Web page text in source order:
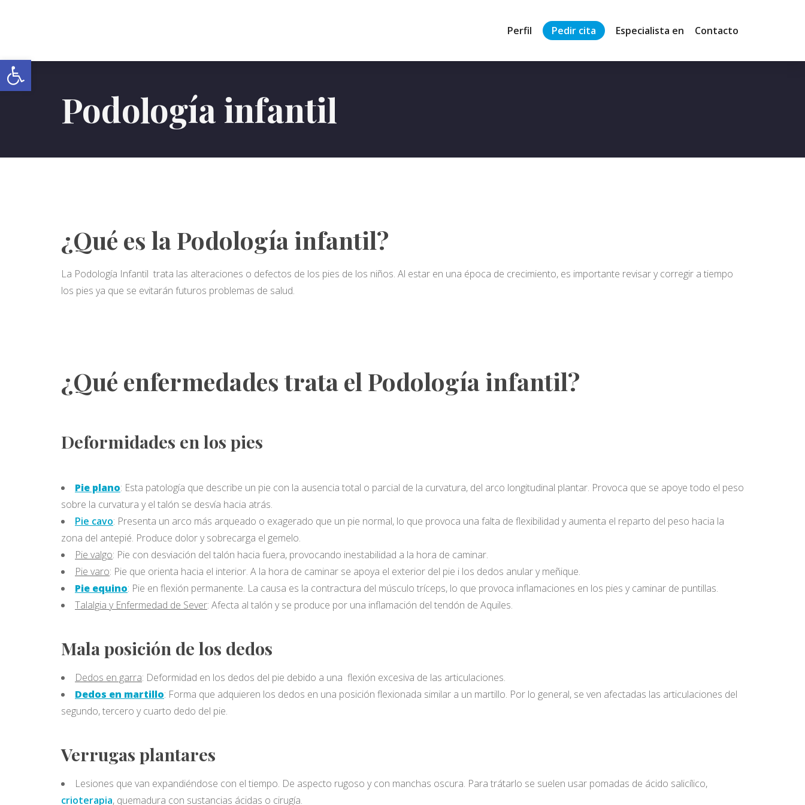
Abrir barra de herramientas
Perfil Pedir cita Especialista en Contacto
Podología infantil
¿Qué es la Podología infantil?
La Podología Infantil trata las alteraciones o defectos de los pies de los niños. Al estar en una época de crecimiento, es importante revisar y corregir a tiempo
los pies ya que se evitarán futuros problemas de salud.
¿Qué enfermedades trata el Podología infantil?
Deformidades en los pies
Pie plano: Esta patología que describe un pie con la ausencia total o parcial de la curvatura, del arco longitudinal plantar. Provoca que se apoye todo el peso
sobre la curvatura y el talón se desvía hacia atrás.
Pie cavo: Presenta un arco más arqueado o exagerado que un pie normal, lo que provoca una falta de flexibilidad y aumenta el reparto del peso hacia la
zona del antepié. Produce dolor y sobrecarga el gemelo.
Pie valgo: Pie con desviación del talón hacia fuera, provocando inestabilidad a la hora de caminar.
Pie varo: Pie que orienta hacia el interior. A la hora de caminar se apoya el exterior del pie i los dedos anular y meñique.
Pie equino: Pie en flexión permanente. La causa es la contractura del músculo tríceps, lo que provoca inflamaciones en los pies y caminar de puntillas.
Talalgia y Enfermedad de Sever: Afecta al talón y se produce por una inflamación del tendón de Aquiles.
Mala posición de los dedos
Dedos en garra: Deformidad en los dedos del pie debido a una flexión excesiva de las articulaciones.
Dedos en martillo: Forma que adquieren los dedos en una posición flexionada similar a un martillo. Por lo general, se ven afectadas las articulaciones del
segundo, tercero y cuarto dedo del pie.
Verrugas plantares
Lesiones que van expandiéndose con el tiempo. De aspecto rugoso y con manchas oscura. Para trátarlo se suelen usar pomadas de ácido salicílico,
crioterapia, quemadura con sustancias ácidas o cirugía.